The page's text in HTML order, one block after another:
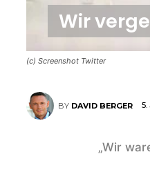
(c) Screenshot Twitter
Wir
BY DAVID BERGER 5.
„Wir